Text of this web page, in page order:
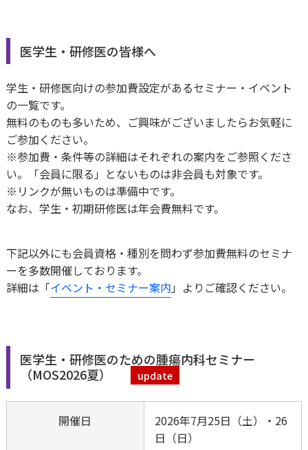
会員の方へ
委員会より
一般の方向け 医療情報
寄附のお願い
セミナー等案内
プレスリリース
取材について
寄附について
刊行物等の転載許諾申請
学術集会
教育セミナー（e-learning）
セミナー等
入会・各種申請について
退会・休会について
会員名簿
宣言・見解
利益相反
個人情報保護方針
刊行物・ガイドラ
情報公開
指導医資格認定申
認定研修施設の新
研修カリキュラム
専門医関連Q&A
会員データ
理事長レター
文献紹介（会員限
医学生・研修医の皆様へ
学生・研修医向けの参加費設定があるセミナー・イベント
の一覧です。
無料のものも多いため、ご興味がございましたらお気軽に
ご参加ください。
※参加費・条件等の詳細はそれぞれの案内をご参照くださ
い。「会員に限る」とないものは非会員も対象です。
※リンクが無いものは準備中です。
なお、学生・初期研修医は年会費無料です。
下記以外にも会員資格・種別を問わず参加費無料のセミナ
ーを多数開催しております。
詳細は「イベント・セミナー案内 」よりご確認ください。
医学生・研修医のための腫瘍内科セミナー
（MOS2026夏）
update
開催日
2026年7月25日（土）・26
日（日）